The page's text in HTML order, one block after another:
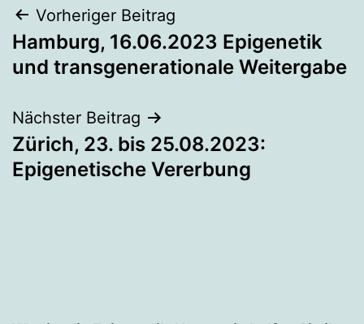
Beitragsnavigation
Vorheriger Beitrag
Hamburg, 16.06.2023 Epigenetik
und transgenerationale Weitergabe
Nächster Beitrag
Zürich, 23. bis 25.08.2023:
Epigenetische Vererbung